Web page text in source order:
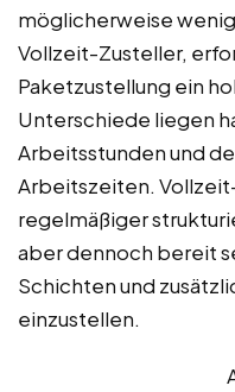
möglicherweise
Vollzeit-Zusteller,
Paketzustellung ein
Unterschiede liegen
Arbeitsstunden und
Arbeitszeiten.
regelmäßiger
aber dennoch bereit
Schichten und
einzustellen.